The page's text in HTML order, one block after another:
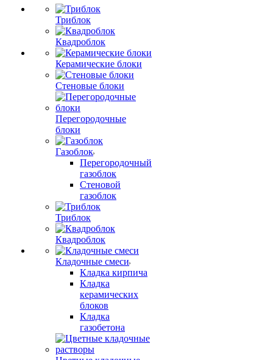
Триблок
Квадроблок
Керамические блоки
Стеновые блоки
Перегородочные
блоки
Газоблок
Перегородочный
газоблок
Стеновой
газоблок
Триблок
Квадроблок
Кладочные смеси
Кладка кирпича
Кладка
керамических
блоков
Кладка
газобетона